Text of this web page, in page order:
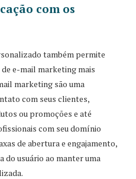
com os
também permite
e-mail marketing mais
marketing são uma
com seus clientes,
ou promoções e até
com seu domínio
de abertura e engajamento,
do usuário ao manter uma